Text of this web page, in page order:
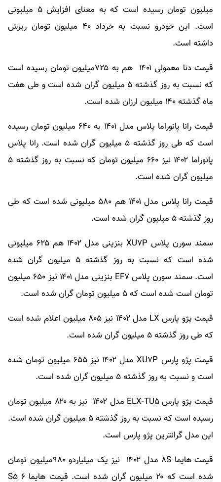
میلیون تومان رسیده است که به معنای افزایش ۵ میلیونی
است. این خودرو نسبت به خرداد ۴۰ میلیون تومان ریزش
داشته است.
قیمت دنا معمولی ۱۴۰۱ هم به ۷۲۵میلیون تومان رسیده است
که نسبت به روز گذشته ۵ میلیون گران شده است و طی هفت
ماه گذشته ۱۴۰ میلیون ارزان شده است.
قیمت رانا پانوراما پلاس مدل ۱۴۰۱ به ۶۴۰ میلیون تومان رسیده
است که طی روز گذشته ۵ میلیون گران شده است. رانا پلاس
پانوراما ۱۴۰۲ نیز ۶۶۰ میلیون تومان که نسبت به روز گذشته ۵
میلیون گران شده است.
قیمت رانا پلاس مدل ۱۴۰۱ هم ۵۸۰ میلیونی شده است که طی
روز گذشته ۵ میلیون گران شده است.
سمند سورن پلاس XU۷P بنزینی مدل ۱۴۰۲ هم ۶۲۵ میلیونی
شده است که نسبت به روز گذشته ۵ میلیون گران شده
است. سمند سورن پلاس EF۷ بنزینی مدل ۱۴۰۱ نیز ۶۵۰ میلیون
تومان است شده است که ۵ میلیون تومان گران شده است.
قیمت پژو پارس LX مدل ۱۴۰۲ نیز ۸۰۵ میلیون اعلام شده است
که طی روز گذشته ۵ میلیون گران شده است.
قیمت پژو پارس XU۷P مدل ۱۴۰۲ نیز ۶۵۵ میلیون تومان شده
است و نسبت به روز گذشته ۵ میلیون گران شده است.
قیمت پژو پارس ELX-TU۵ مدل ۱۴۰۲ نیز به ۸۲۰ میلیون تومان
رسیده است که نسبت به روز گذشته ۵ میلیون گران شده است.
این مدل گرانترین پژو پارس است.
قیمت هایما ۸S مدل ۱۴۰۲ نیز یک میلیاردو ۹۸۰میلیون تومان
شده است که ۲۰ میلیون گران شده است. قیمت هایما S۵ ۶